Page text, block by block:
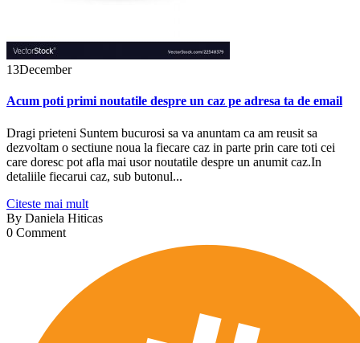
13December
Acum poti primi noutatile despre un caz pe adresa ta de email
Dragi prieteni Suntem bucurosi sa va anuntam ca am reusit sa
dezvoltam o sectiune noua la fiecare caz in parte prin care toti cei
care doresc pot afla mai usor noutatile despre un anumit caz.In
detaliile fiecarui caz, sub butonul...
Citeste mai mult
By Daniela Hiticas
0 Comment